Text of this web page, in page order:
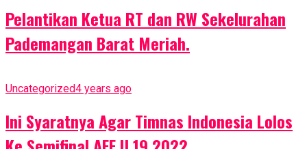
Pelantikan Ketua RT dan RW Sekelurahan
Pademangan Barat Meriah.
Uncategorized4 years ago
Ini Syaratnya Agar Timnas Indonesia Lolos